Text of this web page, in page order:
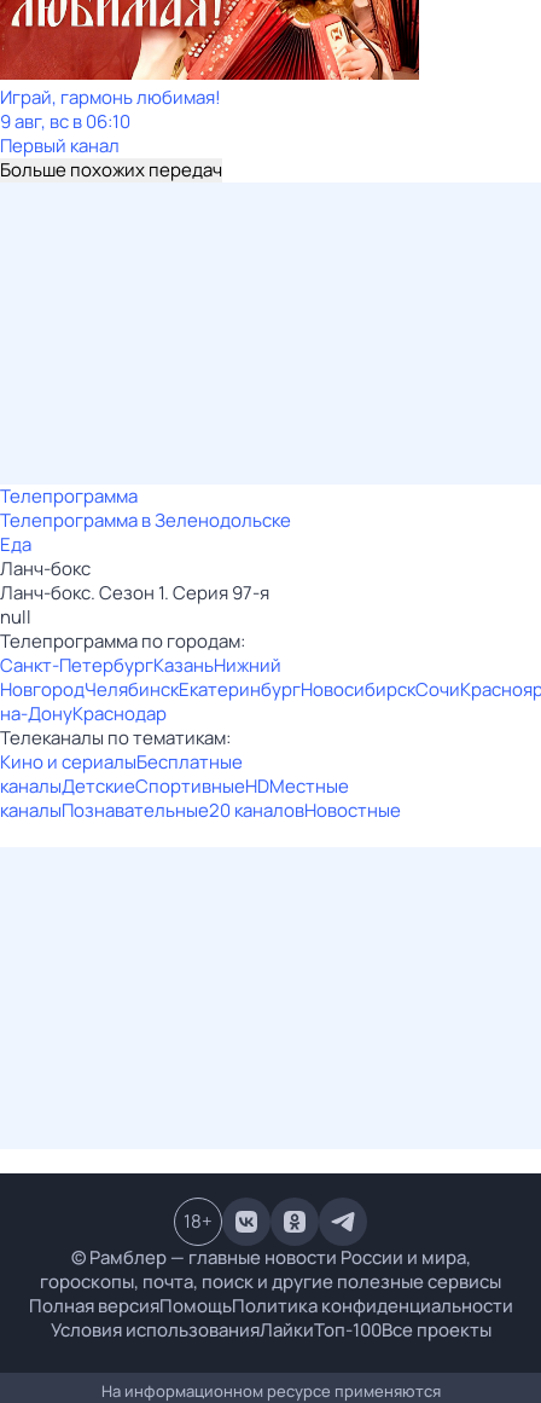
Играй, гармонь любимая!
9 авг, вс в 06:10
Первый канал
Больше похожих передач
Телепрограмма
Телепрограмма в Зеленодольске
Еда
Ланч-бокс
Ланч-бокс. Сезон 1. Серия 97-я
null
Телепрограмма по городам:
Санкт-ПетербургКазаньНижний
НовгородЧелябинскЕкатеринбургНовосибирскСочи
на-ДонуКраснодар
Телеканалы по тематикам:
Кино и сериалыБесплатные
каналыДетскиеСпортивныеHDМестные
каналыПознавательные20 каналовНовостные
© Рамблер — главные новости России и мира,
гороскопы, почта, поиск и другие полезные сервисы
Полная версияПомощьПолитика конфиденциальности
Условия использованияЛайкиТоп-100Все проекты
18+
На информационном ресурсе применяются